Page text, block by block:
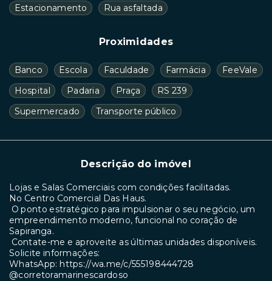
Estacionamento
Rua asfaltada
Proximidades
Banco Escola Faculdade Farmácia
FeeVale
Hospital
Padaria Praça
RS 239
Supermercado
Transporte público
Descrição do imóvel
Lojas e Salas Comerciais com condições facilitadas.
No Centro Comercial Das Haus.
O ponto estratégico para impulsionar o seu negócio, um
empreendimento moderno, funcional no coração de
Sapiranga.
Contate-me e aproveite as últimas unidades disponíveis.
Solicite informações:
WhatsApp: https://wa.me/c/555198444728
@corretoramarinescardoso